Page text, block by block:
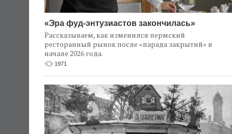
«Эра фуд-энтузиастов закончилась»
Рассказываем, как изменился пермский
ресторанный рынок после «парада закрытий» в
начале 2026 года.
1971